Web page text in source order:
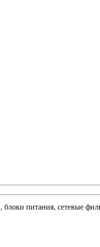
питания, сетевые